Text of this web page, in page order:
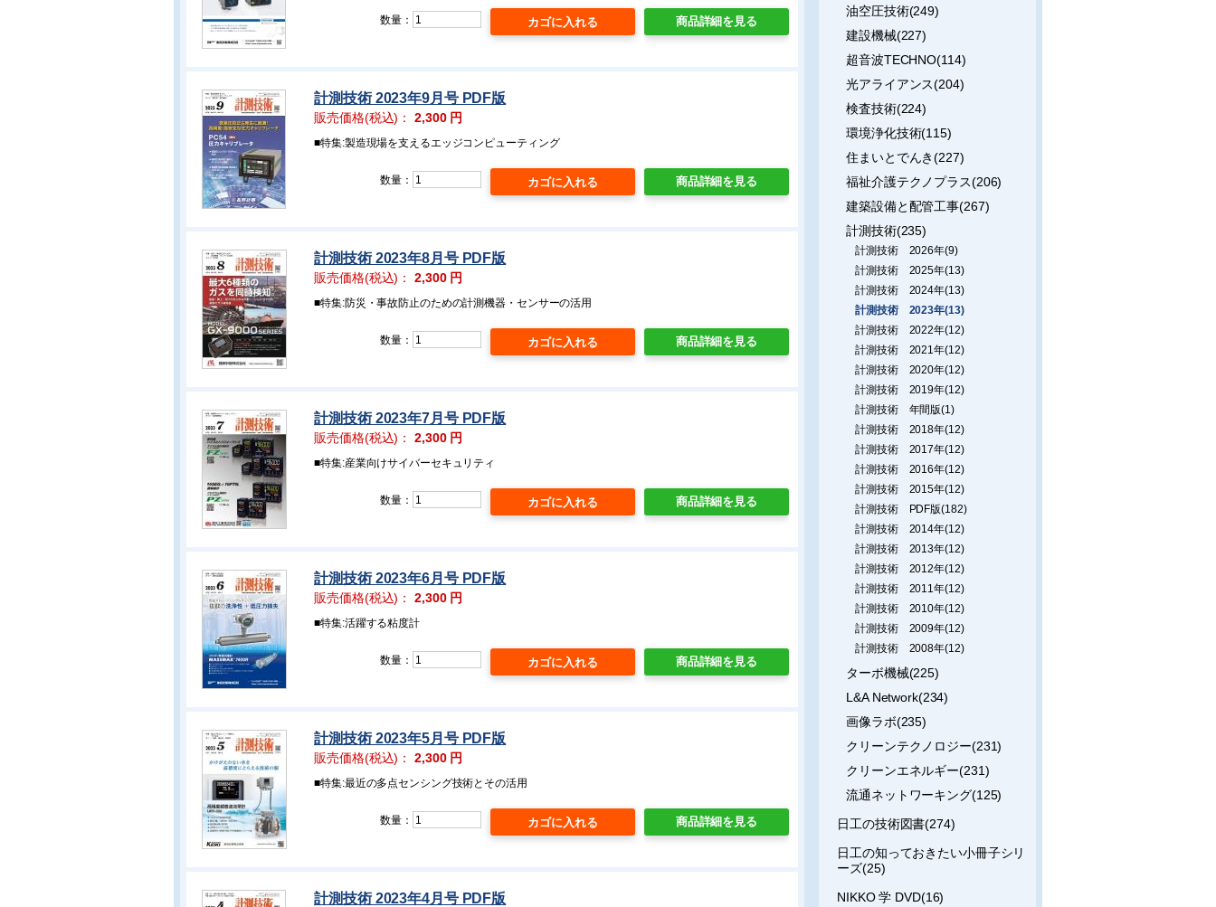
商品詳細を見る
数量：
計測技術 2023年9月号 PDF版
販売価格(税込)：2,300円
■特集:製造現場を支えるエッジコンピューティング
商品詳細を見る
数量：
計測技術 2023年8月号 PDF版
販売価格(税込)：2,300円
■特集:防災・事故防止のための計測機器・センサーの活用
商品詳細を見る
数量：
計測技術 2023年7月号 PDF版
販売価格(税込)：2,300円
■特集:産業向けサイバーセキュリティ
商品詳細を見る
数量：
計測技術 2023年6月号 PDF版
販売価格(税込)：2,300円
■特集:活躍する粘度計
商品詳細を見る
数量：
計測技術 2023年5月号 PDF版
販売価格(税込)：2,300円
■特集:最近の多点センシング技術とその活用
商品詳細を見る
数量：
計測技術 2023年4月号 PDF版
油空圧技術(249)
建設機械(227)
超音波TECHNO(114)
光アライアンス(204)
検査技術(224)
環境浄化技術(115)
住まいとでんき(227)
福祉介護テクノプラス(206)
建築設備と配管工事(267)
計測技術(235)
計測技術 2026年(9)
計測技術 2025年(13)
計測技術 2024年(13)
計測技術 2023年(13)
計測技術 2022年(12)
計測技術 2021年(12)
計測技術 2020年(12)
計測技術 2019年(12)
計測技術 年間版(1)
計測技術 2018年(12)
計測技術 2017年(12)
計測技術 2016年(12)
計測技術 2015年(12)
計測技術 PDF版(182)
計測技術 2014年(12)
計測技術 2013年(12)
計測技術 2012年(12)
計測技術 2011年(12)
計測技術 2010年(12)
計測技術 2009年(12)
計測技術 2008年(12)
ターボ機械(225)
L&A Network(234)
画像ラボ(235)
クリーンテクノロジー(231)
クリーンエネルギー(231)
流通ネットワーキング(125)
日工の技術図書(274)
日工の知っておきたい小冊子シリ
ーズ(25)
NIKKO 学 DVD(16)